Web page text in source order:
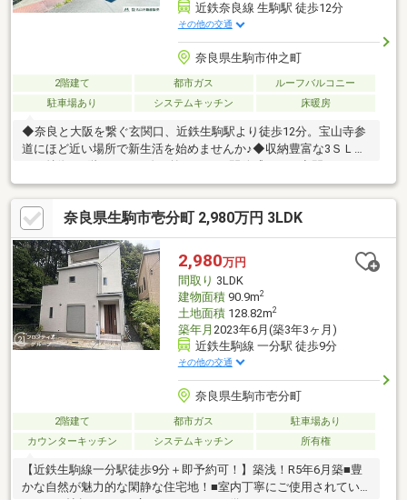
近鉄奈良線 生駒駅 徒歩12分
その他の交通
奈良県生駒市仲之町
2階建て 都市ガス
ルーフバルコニー
駐車場あり
システムキッチン 床暖房
◆奈良と大阪を繋ぐ玄関口、近鉄生駒駅より徒歩12分。宝山寺参
道にほど近い場所で新生活を始めませんか♪◆収納豊富な3ＳＬＤ
りとしたひと時を過ごしていただけます♪◆2階バルコニーの他、
屋上はルーフバルコニー付き。生駒の街並みを見下ろす眺望で
す。夜景も望めます♪◆ノスタルジックな雰囲気があり、近年は
オシャレなカフェなども点在する宝山寺参道からは約40ｍの距離
にあり、ちょっとしたお散歩にもオススメです♪令和7年9月リフ
ォーム完成♪◎クロス張替 ◎ハウスクリーニング生駒の立地を活
かした眺望を探しの方、お気軽にお問合せください♪
奈良県生駒市壱分町 2,980万円 3LDK
2,980万円
間取り 3LDK
建物面積90.9m2
土地面積128.82m2
築年月 2023年6月(築3年3ヶ月)
近鉄生駒線 一分駅 徒歩9分
その他の交通
奈良県生駒市壱分町
2階建て 都市ガス
駐車場あり
カウンターキッチン
システムキッチン 所有権
【近鉄生駒線一分駅徒歩9分＋即予約可！】築浅！R5年6月築■豊
かな自然が魅力的な閑静な住宅地！■室内丁寧にご使用されてい